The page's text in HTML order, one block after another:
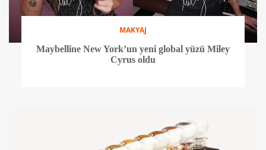
MAKYAJ
Maybelline New York’un yeni global yüzü Miley
Cyrus oldu